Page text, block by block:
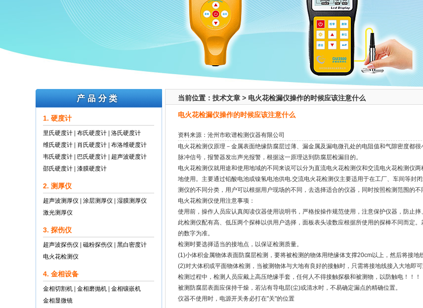
1. 硬度计
里氏硬度计 布氏硬度计
洛氏硬度计
维氏硬度计
肖氏硬度计
布洛维硬度计
韦氏硬度计
巴氏硬度计
超声波硬度计
邵氏硬度计
漆膜硬度计
2. 测厚仪
超声波测厚仪 涂层测厚仪
湿膜测厚仪
激光测厚仪
3. 探伤仪
超声波探伤仪 磁粉探伤仪
黑白密度计
电火花检测仪
4. 金相设备
金相切割机 金相磨抛机
金相镶嵌机
金相显微镜
当前位置： 技术文章 > 电火花检漏仪操作的时候应该注意什么
电火花检漏仪操作的时候应该注意什么
资料来源：沧州市欧谱检测仪器有限公司
电火花检测仪原理－金属表面绝缘防腐层过薄、漏金属及漏电微孔处的电阻值和气隙密度都
脉冲信号，报警器发出声光报警，根据这一原理达到防腐层检漏目的。
电火花检测仪就用途和使用地域的不同来说可以分为直流电火花检测仪和交流电火花检测仪
地使用。主要通过铅酸电池或镍氢电池供电.交流电火花检测仪主要适用于在工厂、车间等封
测仪的不同分类，用户可以根据用户现场的不同，去选择适合的仪器，同时按照检测范围的不
电火花检测仪使用注意事项：
使用前，操作人员应认真阅读仪器使用说明书，严格按操作规范使用，注意保护仪器，防止摔
此检测仪配有高、低压两个探棒以供用户选择，面板表头读数应根据所使用的探棒不同而定
的数字为准。
检测时要选择适当的接地点，以保证检测质量。
(1)小体积金属物体表面防腐层检测，要将被检测的物体用绝缘体支撑20cm以上，然后将
(2)对大体积或平面物体检测，当被测物体与大地有良好的接触时，只需将接地线接入大地
检测过程中，检测人员应戴上高压绝缘手套，任何人不得接触探极和被测物，以防触电！
被测防腐层表面应保持干燥，若沾有导电层(尘)或清水时，不易确定漏点的精确位置。
仪器不使用时，电源开关务必打在"关"的位置